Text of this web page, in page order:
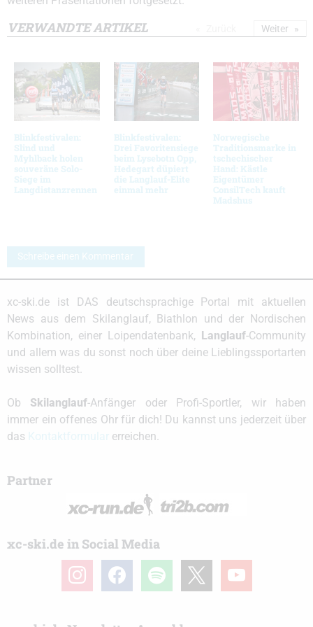
VERWANDTE ARTIKEL
Blinkfestivalen:
Slind und
Myhlback holen
souveräne Solo-
Siege im
Langdistanzrennen
Blinkfestivalen:
Drei Favoritensiege
beim Lysebotn Opp,
Hedegart düpiert
die Langlauf-Elite
einmal mehr
Norwegische
Traditionsmarke in
tschechischer
Hand: Kästle
Eigentümer
ConsilTech kauft
Madshus
Weiter
Schreibe einen Kommentar
xc-ski.de ist DAS deutschsprachige Portal mit aktuellen
News aus dem Skilanglauf, Biathlon und der Nordischen
Kombination, einer Loipendatenbank, Langlauf-Community
und allem was du sonst noch über deine Lieblingssportarten
wissen solltest.
Ob Skilanglauf-Anfänger oder Profi-Sportler, wir haben
immer ein offenes Ohr für dich! Du kannst uns jederzeit über
das
erreichen.
Partner
xc-ski.de in Social Media
instagramfacebook spotify youtube